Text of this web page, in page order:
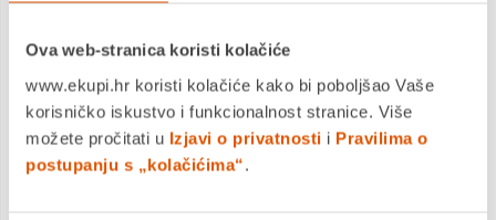
Ova web-stranica koristi kolačiće
www.ekupi.hr koristi kolačiće kako bi poboljšao Vaše
korisničko iskustvo i funkcionalnost stranice. Više
možete pročitati u Izjavi o privatnosti i Pravilima o
postupanju s „kolačićima“.
Usporedite proizvod